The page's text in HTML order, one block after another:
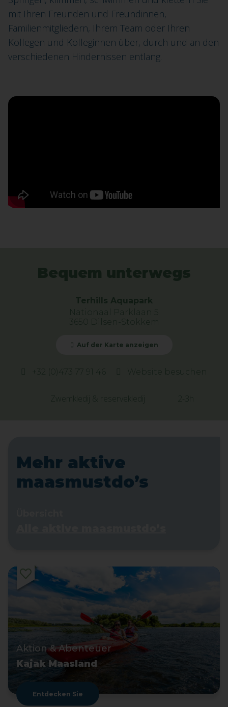
mit Ihren Freunden und Freundinnen,
Familienmitgliedern, Ihrem Team oder Ihren
Kollegen und Kolleginnen über, durch und an den
verschiedenen Hindernissen entlang.
Bequem unterwegs
Terhills Aquapark
Nationaal Parklaan 5
3650 Dilsen-Stokkem
Auf der Karte anzeigen
+32 (0)473 77 91 46 Website besuchen
Zwemkledij & reservekledij
Mehr aktive
maasmustdo’s
Aktion & Abenteuer
Kajak Maasland
Entdecken Sie